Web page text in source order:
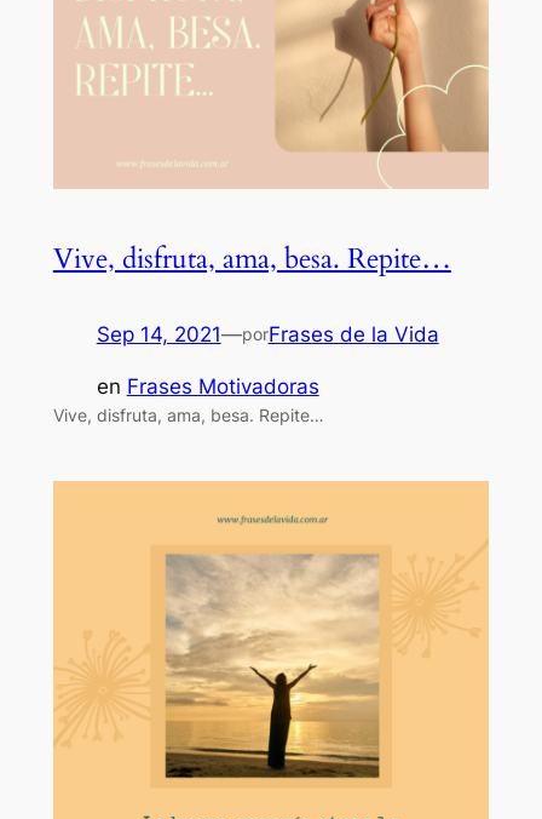
Vive, disfruta, ama, besa. Repite…
Sep 14, 2021—porFrases de la Vida
en Frases Motivadoras
Vive, disfruta, ama, besa. Repite…